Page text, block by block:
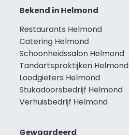
Bekend in Helmond
Restaurants Helmond
Catering Helmond
Schoonheidssalon Helmond
Tandartspraktijken Helmond
Loodgieters Helmond
Stukadoorsbedrijf Helmond
Verhuisbedrijf Helmond
Gewaardeerd